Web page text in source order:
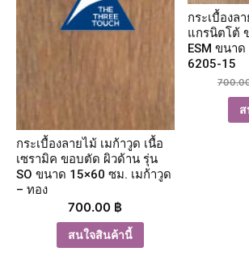
กระเบื้องลายไม้ เมก้าวูด เนื้อ
เซรามิค ขอบตัด ผิวด้าน รุ่น
SO ขนาด 15×60 ซม. เมก้าวูด
– ทอง
700.00 ฿
สนใจสินค้านี้
กระเบื้องล
แกรนิตโต้
ESM ขนา
6205-15